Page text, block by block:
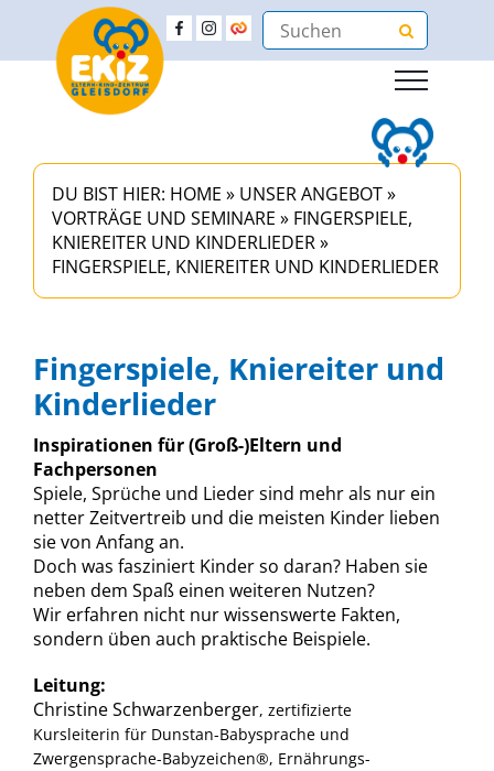
DU BIST HIER: HOME » UNSER ANGEBOT»
VORTRÄGE UND SEMINARE » FINGERSPIELE,
KNIEREITER UND KINDERLIEDER»
FINGERSPIELE, KNIEREITER UND KINDERLIEDER
Fingerspiele, Kniereiter und
Kinderlieder
Inspirationen für (Groß-)Eltern und
Fachpersonen
Spiele, Sprüche und Lieder sind mehr als nur ein
netter Zeitvertreib und die meisten Kinder lieben
sie von Anfang an.
Doch was fasziniert Kinder so daran? Haben sie
neben dem Spaß einen weiteren Nutzen?
Wir erfahren nicht nur wissenswerte Fakten,
sondern üben auch praktische Beispiele.
Leitung:
Christine Schwarzenberger, zertifizierte
Kursleiterin für Dunstan-Babysprache und
Zwergensprache-Babyzeichen®, Ernährungs-